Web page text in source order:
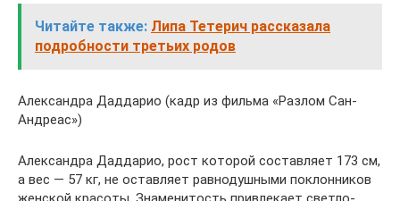
Читайте также: Липа Тетерич рассказала
подробности третьих родов
Александра Даддарио (кадр из фильма «Разлом Сан-
Андреас»)
Александра Даддарио, рост которой составляет 173 см,
а вес — 57 кг, не оставляет равнодушными поклонников